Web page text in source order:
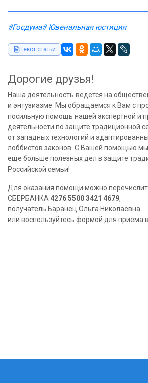
#Госдума# Ювенальная юстиция
Текст статьи
Дорогие друзья!
Наша деятельность ведется на
и энтузиазме. Мы обращаемся к Вам с
посильную помощь нашей экспертной и
деятельности по защите традиционной
от западных технологий и
лоббистов законов. С Вашей помощью
еще больше полезных дел в защите
Российской семьи!
Для оказания помощи можно
СБЕРБАНКА 4276 5500 3421 4679,
получатель Баранец Ольга Николаевна
или воспользуйтесь формой для приема